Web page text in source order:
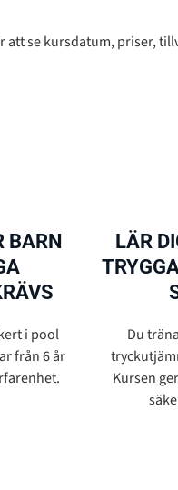
se kursdatum, priser,
BARN
i pool
från 6 år
LÄR
Du
Kursen